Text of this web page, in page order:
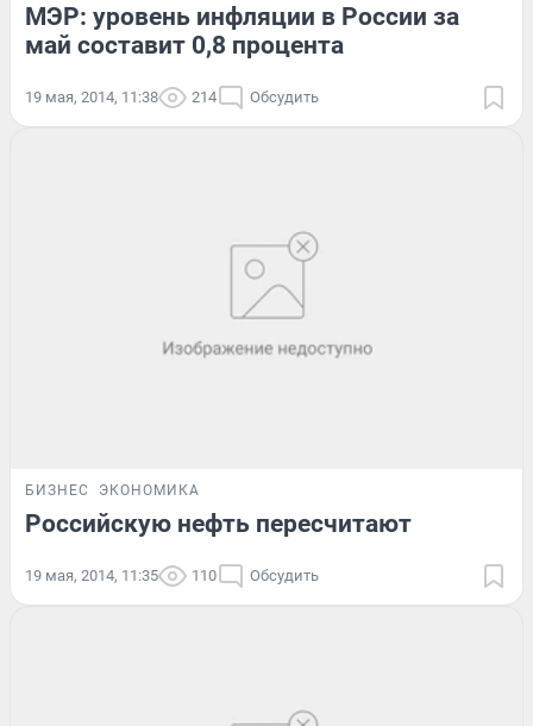
МЭР: уровень инфляции в России за
май составит 0,8 процента
19 мая, 2014, 11:38 214 Обсудить
БИЗНЕС ЭКОНОМИКА
Российскую нефть пересчитают
19 мая, 2014, 11:35 110 Обсудить